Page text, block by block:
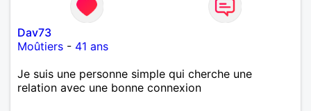
Dav73
Moûtiers - 41 ans
Je suis une personne simple qui cherche une
relation avec une bonne connexion